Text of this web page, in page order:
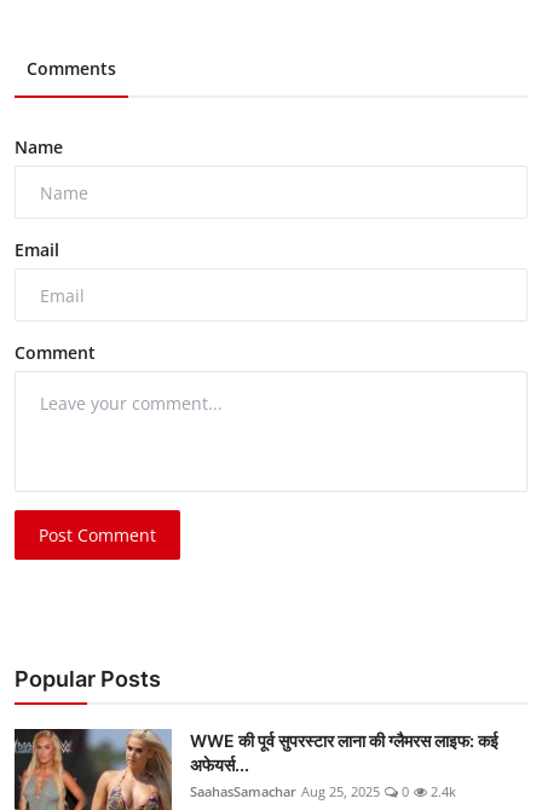
Comments
Name
Email
Comment
Post Comment
Popular Posts
WWE की पूर्व सुपरस्टार लाना की ग्लैमरस लाइफ: कई
अफेयर्स...
SaahasSamachar Aug 25, 2025 0 2.4k